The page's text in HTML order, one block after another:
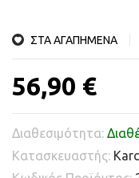
ΣΤΑ ΑΓΑΠΗΜΕΝΑ
56,90 €
Διαθεσιμότητα:
Κατασκευαστής: